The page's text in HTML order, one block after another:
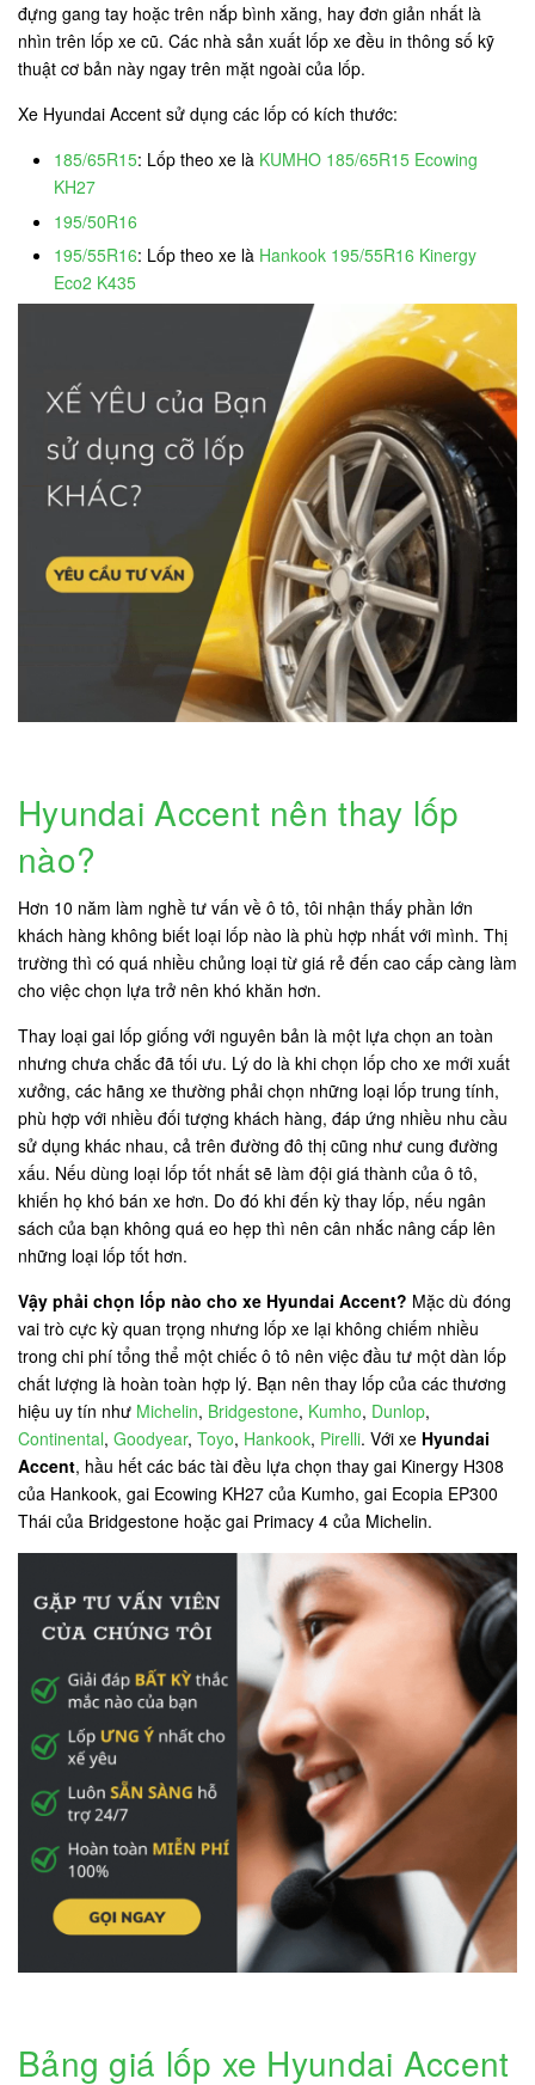
đựng gang tay hoặc trên nắp bình xăng, hay đơn giản nhất là
nhìn trên lốp xe cũ. Các nhà sản xuất lốp xe đều in thông số kỹ
thuật cơ bản này ngay trên mặt ngoài của lốp.
Xe Hyundai Accent sử dụng các lốp có kích thước:
185/65R15: Lốp theo xe là KUMHO 185/65R15 Ecowing
KH27
195/50R16
195/55R16: Lốp theo xe là Hankook 195/55R16 Kinergy
Eco2 K435
Hyundai Accent nên thay lốp
nào?
Hơn 10 năm làm nghề tư vấn về ô tô, tôi nhận thấy phần lớn
khách hàng không biết loại lốp nào là phù hợp nhất với mình. Thị
trường thì có quá nhiều chủng loại từ giá rẻ đến cao cấp càng làm
cho việc chọn lựa trở nên khó khăn hơn.
Thay loại gai lốp giống với nguyên bản là một lựa chọn an toàn
nhưng chưa chắc đã tối ưu. Lý do là khi chọn lốp cho xe mới xuất
xưởng, các hãng xe thường phải chọn những loại lốp trung tính,
phù hợp với nhiều đối tượng khách hàng, đáp ứng nhiều nhu cầu
sử dụng khác nhau, cả trên đường đô thị cũng như cung đường
xấu. Nếu dùng loại lốp tốt nhất sẽ làm đội giá thành của ô tô,
khiến họ khó bán xe hơn. Do đó khi đến kỳ thay lốp, nếu ngân
sách của bạn không quá eo hẹp thì nên cân nhắc nâng cấp lên
những loại lốp tốt hơn.
Vậy phải chọn lốp nào cho xe Hyundai Accent? Mặc dù đóng
vai trò cực kỳ quan trọng nhưng lốp xe lại không chiếm nhiều
trong chi phí tổng thể một chiếc ô tô nên việc đầu tư một dàn lốp
chất lượng là hoàn toàn hợp lý. Bạn nên thay lốp của các thương
hiệu uy tín như Michelin, Bridgestone, Kumho, Dunlop,
Continental, Goodyear, Toyo, Hankook, Pirelli. Với xe Hyundai
Accent, hầu hết các bác tài đều lựa chọn thay gai Kinergy H308
của Hankook, gai Ecowing KH27 của Kumho, gai Ecopia EP300
Thái của Bridgestone hoặc gai Primacy 4 của Michelin.
Bảng giá lốp xe Hyundai Accent